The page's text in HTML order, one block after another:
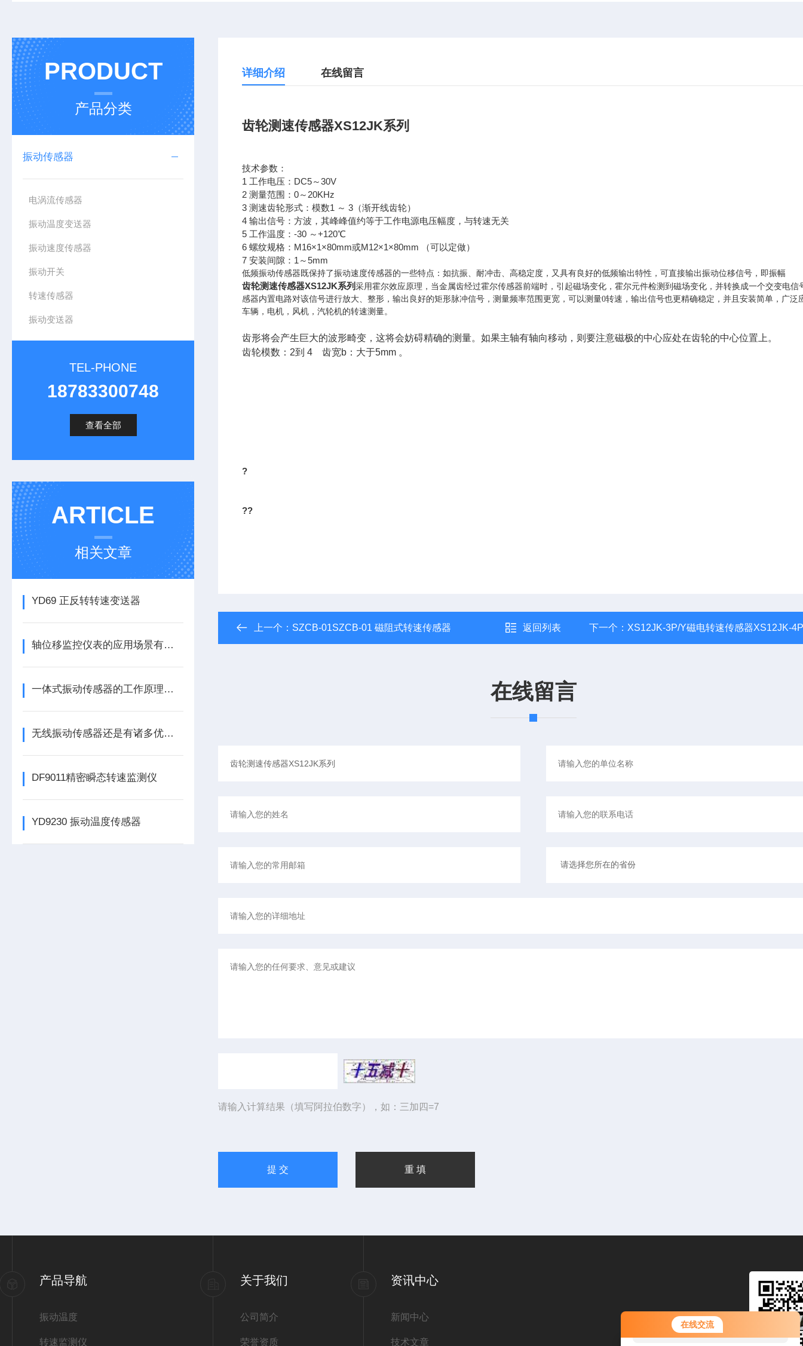
在线交流
您好！欢迎前来咨询，很高兴为您
服务，请问您要咨询什么问题呢？
PRODUCT
产品分类
振动传感器
电涡流传感器
振动温度变送器
振动速度传感器
振动开关
转速传感器
振动变送器
TEL-PHONE
18783300748
查看全部
ARTICLE
相关文章
YD69 正反转转速变送器
轴位移监控仪表的应用场景有哪些呢
一体式振动传感器的工作原理是什么？
无线振动传感器还是有诸多优势的
DF9011精密瞬态转速监测仪
YD9230 振动温度传感器
详细介绍 在线留言
齿轮测速传感器XS12JK系列
技术参数：
1 工作电压：DC5～30V
2 测量范围：0～20KHz
3 测速齿轮形式：模数1 ～ 3（渐开线齿轮）
4 输出信号：方波，其峰峰值约等于工作电源电压幅度，与转速无关
5 工作温度：-30 ～+120℃
6 螺纹规格：M16×1×80mm或M12×1×80mm （可以定做）
7 安装间隙：1～5mm
低频振动传感器既保持了振动速度传感器的一些特点：如抗振、耐冲击、高稳定度，又具有良好的低频输出特性，可直接输出振动位移信号，即振幅
齿轮测速传感器XS12JK系列 采用霍尔效应原理，当金属齿经过霍尔传感器前端时，引起磁场变化，霍尔元件检测到磁场变化，并转换成一个交变电信
感器内置电路对该信号进行放大、整形，输出良好的矩形脉冲信号，测量频率范围更宽，可以测量0转速，输出信号也更精确稳定，并且安装简单，广泛
车辆，电机，风机，汽轮机的转速测量。
齿形将会产生巨大的波形畸变，这将会妨碍精确的测量。如果主轴有轴向移动，则要注意磁极的中心应处在齿轮的中心位置上。
齿轮模数：2到 4 齿宽b：大于5mm 。
?
??
上一个： SZCB-01SZCB-01 磁阻式转速传感器 返回列表 下一个： XS12JK-3P/Y磁电转速传感器XS12JK-
在线留言
请输入计算结果（填写阿拉伯数字），如：三加四=7
产品导航
振动温度
转速监测仪
关于我们
公司简介
荣誉资质
资讯中心
新闻中心
技术文章